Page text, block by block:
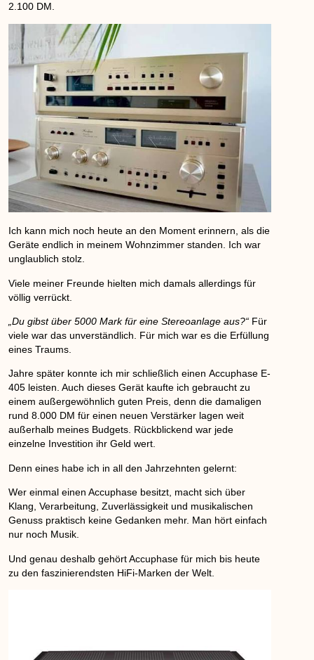
2.100 DM.
Ich kann mich noch heute an den Moment erinnern, als die
Geräte endlich in meinem Wohnzimmer standen. Ich war
unglaublich stolz.
Viele meiner Freunde hielten mich damals allerdings für
völlig verrückt.
„Du gibst über 5000 Mark für eine Stereoanlage aus?“ Für
viele war das unverständlich. Für mich war es die Erfüllung
eines Traums.
Jahre später konnte ich mir schließlich einenAccuphase E-
405 leisten. Auch dieses Gerät kaufte ich gebraucht zu
einem außergewöhnlich guten Preis, denn die damaligen
rund8.000 DM für einen neuen Verstärker lagen weit
außerhalb meines Budgets. Rückblickend war jede
einzelne Investition ihr Geld wert.
Denn eines habe ich in all den Jahrzehnten gelernt:
Wer einmal einen Accuphase besitzt, macht sich über
Klang, Verarbeitung, Zuverlässigkeit und musikalischen
Genuss praktisch keine Gedanken mehr. Man hört einfach
nur noch Musik.
Und genau deshalb gehört Accuphase für mich bis heute
zu den faszinierendsten HiFi-Marken der Welt.